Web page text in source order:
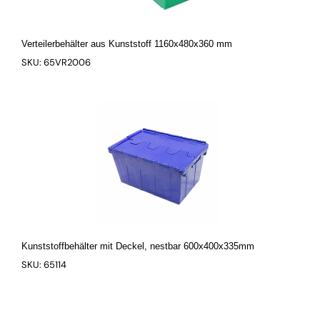
Verteilerbehälter aus Kunststoff 1160x480x360 mm
SKU: 65VR2006
Kunststoffbehälter mit Deckel, nestbar 600x400x335mm
SKU: 65114